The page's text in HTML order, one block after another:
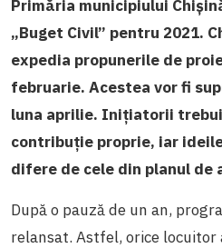
Primăria municipiului
„Buget Civil” pentru 2021.
expedia propunerile de
februarie. Acestea vor fi
luna aprilie. Inițiatorii
contribuție proprie, iar
difere de cele din planul
După o pauză de un an,
relansat. Astfel, orice locuitor